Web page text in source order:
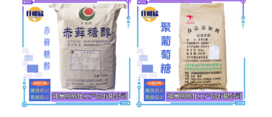
中轩黄原胶
惠DHA藻油